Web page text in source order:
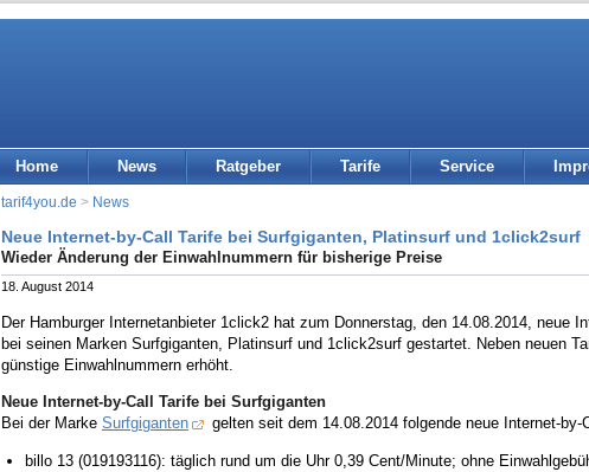
Home News Ratgeber Tarife Service
tarif4you.de > News
Neue Internet-by-Call Tarife bei Surfgiganten, Platinsurf und 1click2surf
Wieder Änderung der Einwahlnummern für bisherige Preise
18. August 2014
Der Hamburger Internetanbieter 1click2 hat zum Donnerstag, den 14.08.2014, neue
bei seinen Marken Surfgiganten, Platinsurf und 1click2surf gestartet. Neben neuen
günstige Einwahlnummern erhöht.
Neue Internet-by-Call Tarife bei Surfgiganten
Bei der Marke Surfgiganten gelten seit dem 14.08.2014 folgende neue Internet-by-
billo 13 (019193116): täglich rund um die Uhr 0,39 Cent/Minute; ohne